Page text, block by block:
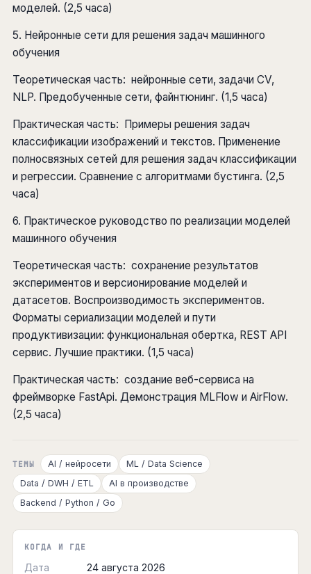
моделей. (2,5 часа)
5. Нейронные сети для решения задач машинного
обучения
Теоретическая часть: нейронные сети, задачи CV,
NLP. Предобученные сети, файнтюнинг. (1,5 часа)
Практическая часть: Примеры решения задач
классификации изображений и текстов. Применение
полносвязных сетей для решения задач классификации
и регрессии. Сравнение с алгоритмами бустинга. (2,5
часа)
6. Практическое руководство по реализации моделей
машинного обучения
Теоретическая часть: сохранение результатов
экспериментов и версионирование моделей и
датасетов. Воспроизводимость экспериментов.
Форматы сериализации моделей и пути
продуктивизации: функциональная обертка, REST API
сервис. Лучшие практики. (1,5 часа)
Практическая часть: создание веб-сервиса на
фреймворке FastApi. Демонстрация MLFlow и AirFlow.
(2,5 часа)
ТЕМЫ AI / нейросети
ML / Data Science
Data / DWH / ETL
AI в производстве
Backend / Python / Go
КОГДА И ГДЕ
Дата 24 августа 2026